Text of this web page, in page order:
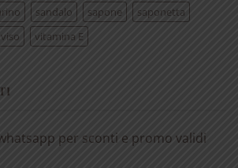
sandalo sapone
saponetta
viso vitamina E
per sconti e promo validi